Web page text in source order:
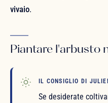
vivaio.
Piantare l'arbusto
IL CONSIGLIO DI
Se desiderate